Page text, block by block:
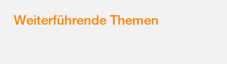
Weiterführende Themen